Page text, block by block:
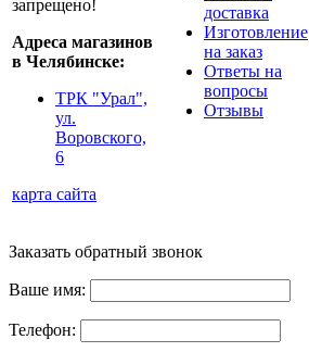
запрещено!
Адреса магазинов
в Челябинске:
ТРК "Урал",
ул.
Воровского,
6
карта сайта
доставка
Изготовление
на заказ
Ответы на
вопросы
Отзывы
Заказать обратный звонок
Ваше имя:
Телефон: